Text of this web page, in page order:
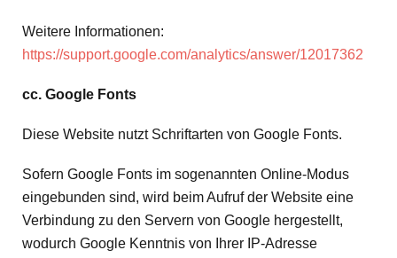
Weitere Informationen:
https://support.google.com/analytics/answer/12017362
cc. Google Fonts
Diese Website nutzt Schriftarten von Google Fonts.
Sofern Google Fonts im sogenannten Online-Modus
eingebunden sind, wird beim Aufruf der Website eine
Verbindung zu den Servern von Google hergestellt,
wodurch Google Kenntnis von Ihrer IP-Adresse